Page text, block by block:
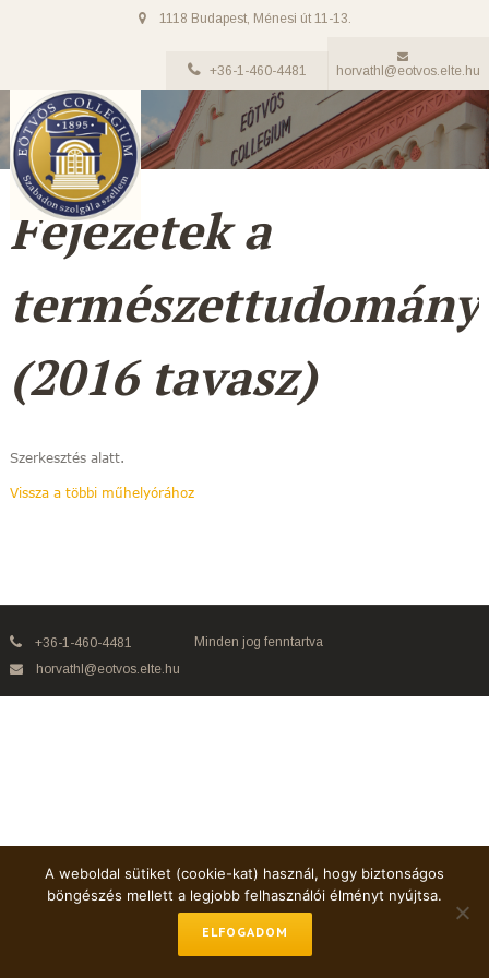
1118 Budapest, Ménesi út 11-13.
+36-1-460-4481 horvathl@eotvos.elte.hu
Fejezetek a
(2016 tavasz)
Szerkesztés alatt.
Vissza a többi műhelyórához
+36-1-460-4481
horvathl@eotvos.elte.hu
Minden jog fenntartva
A weboldal sütiket (cookie-kat) használ, hogy biztonságos
böngészés mellett a legjobb felhasználói élményt nyújtsa.
ELFOGADOM